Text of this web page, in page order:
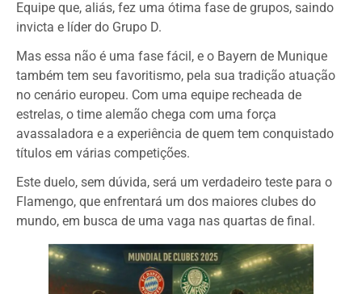
Equipe que, aliás, fez uma ótima fase de grupos, saindo
invicta e líder do Grupo D.
Mas essa não é uma fase fácil, e o Bayern de Munique
também tem seu favoritismo, pela sua tradição atuação
no cenário europeu. Com uma equipe recheada de
estrelas, o time alemão chega com uma força
avassaladora e a experiência de quem tem conquistado
títulos em várias competições.
Este duelo, sem dúvida, será um verdadeiro teste para o
Flamengo, que enfrentará um dos maiores clubes do
mundo, em busca de uma vaga nas quartas de final.